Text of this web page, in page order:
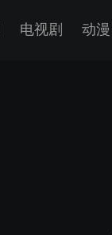
电视剧 动漫